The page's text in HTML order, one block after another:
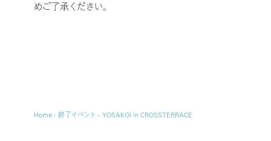
めご了承ください。
Home › 終了イベント › YOSAKOI in CROSSTERRACE